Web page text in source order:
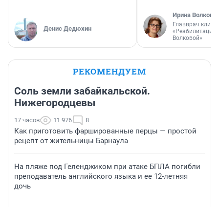
Денис Дедюхин
Ирина Волкова
Главврач
«Реабилитация
Волковой»
РЕКОМЕНДУЕМ
Соль земли забайкальской.
Нижегородцевы
17 часов 11 976 8
Как приготовить фаршированные перцы — простой
рецепт от жительницы Барнаула
На пляже под Геленджиком при атаке БПЛА погибли
преподаватель английского языка и ее 12-летняя
дочь